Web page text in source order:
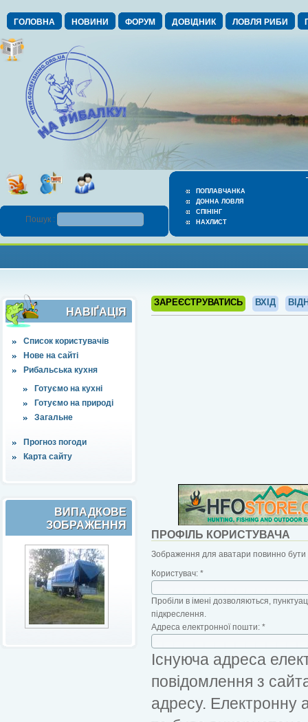
ГОЛОВНА НОВИНИ ФОРУМ ДОВІДНИК ЛОВЛЯ РИБИ
ПОПЛАВЧАНКА
ДОННА ЛОВЛЯ
СПІНІНГ
НАХЛИСТ
Пошук :
НАВІҐАЦІЯ
Список користувачів
Нове на сайті
Рибальська кухня
Готуємо на кухні
Готуємо на природі
Загальне
Прогноз погоди
Карта сайту
ВИПАДКОВЕ
ЗОБРАЖЕННЯ
ЗАРЕЄСТРУВАТИСЬ ВХІД
ПРОФІЛЬ КОРИСТУВАЧА
Зображення для аватари повинно бути
Користувач: *
Пробіли в імені дозволяються,
підкреслення.
Адреса електронної пошти: *
Існуюча адреса
повідомлення з
адресу. Електронну